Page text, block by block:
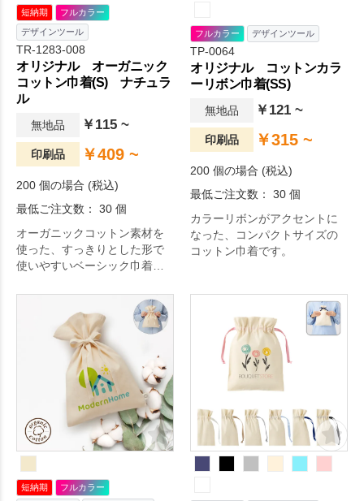
短納期
フルカラー
デザインツール
TR-1283-008
オリジナル オーガニック
コットン巾着(S) ナチュラ
ル
無地品 ￥115 ~
印刷品 ￥409 ~
200 個の場合 (税込)
最低ご注文数： 30 個
オーガニックコットン素材を
使った、すっきりとした形で
使いやすいベーシック巾着で
フルカラー デザインツール
TP-0064
オリジナル コットンカラ
ーリボン巾着(SS)
無地品 ￥121 ~
印刷品 ￥315 ~
200 個の場合 (税込)
最低ご注文数： 30 個
カラーリボンがアクセントに
なった、コンパクトサイズの
コットン巾着です。
短納期
フルカラー